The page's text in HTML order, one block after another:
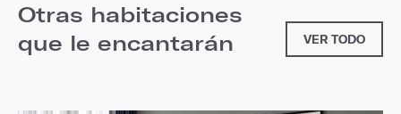
Otras habitaciones
que le encantarán
VER TODO